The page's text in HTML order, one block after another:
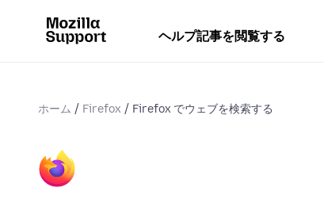
ヘルプ記事を閲覧する
ホーム Firefox Firefox でウェブを検索する